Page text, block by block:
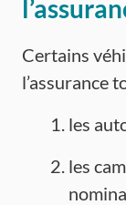
Certains
l’assurance
les
les